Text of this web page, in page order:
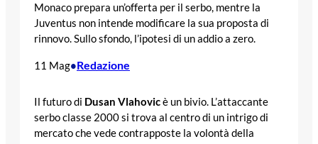
Monaco prepara un’offerta per il serbo, mentre la
Juventus non intende modificare la sua proposta di
rinnovo. Sullo sfondo, l’ipotesi di un addio a zero.
11 Mag•Redazione
Il futuro di Dusan Vlahovicè un bivio. L’attaccante
serbo classe 2000 si trova al centro di un intrigo di
mercato che vede contrapposte la volontà della